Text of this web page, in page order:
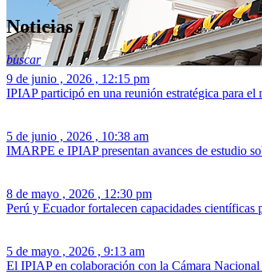
Noticias
buscar
9 de junio , 2026 , 12:15 pm
IPIAP participó en una reunión estratégica para
5 de junio , 2026 , 10:38 am
IMARPE e IPIAP presentan avances de estudio
8 de mayo , 2026 , 12:30 pm
Perú y Ecuador fortalecen capacidades
5 de mayo , 2026 , 9:13 am
El IPIAP en colaboración con la Cámara Nacional